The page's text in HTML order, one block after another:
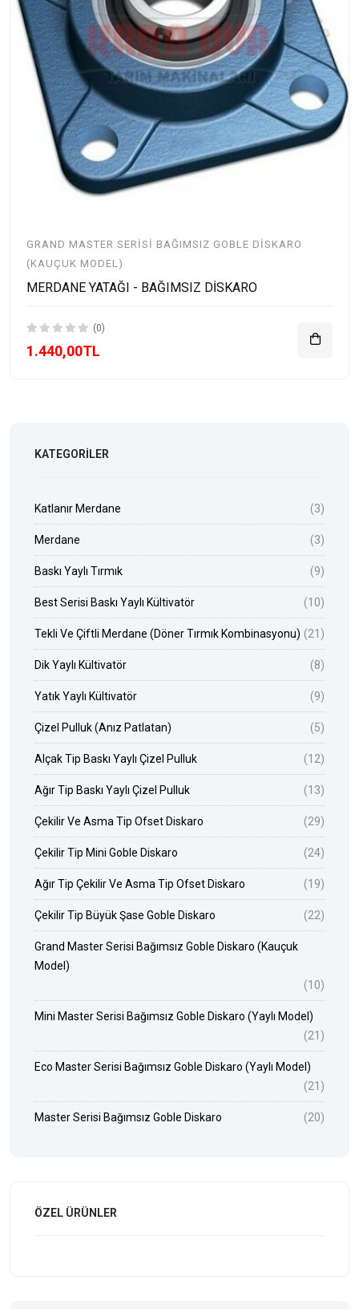
GRAND MASTER SERISI BAĞIMSIZ GOBLE DISKARO
(KAUÇUK MODEL)
MERDANE YATAĞI - BAĞIMSIZ DİSKARO
(0)
1.440,00TL
KATEGORILER
Katlanır Merdane (3)
Merdane (3)
Baskı Yaylı Tırmık (9)
Best Serisi Baskı Yaylı Kültivatör (10)
Tekli Ve Çiftli Merdane (Döner Tırmık Kombinasyonu) (21)
Dik Yaylı Kültivatör (8)
Yatık Yaylı Kültivatör (9)
Çizel Pulluk (Anız Patlatan) (5)
Alçak Tip Baskı Yaylı Çizel Pulluk (12)
Ağır Tip Baskı Yaylı Çizel Pulluk (13)
Çekilir Ve Asma Tip Ofset Diskaro (29)
Çekilir Tip Mini Goble Diskaro (24)
Ağır Tip Çekilir Ve Asma Tip Ofset Diskaro (19)
Çekilir Tip Büyük Şase Goble Diskaro (22)
Grand Master Serisi Bağımsız Goble Diskaro (Kauçuk
Model)
(10)
Mini Master Serisi Bağımsız Goble Diskaro (Yaylı Model)
(21)
Eco Master Serisi Bağımsız Goble Diskaro (Yaylı Model)
(21)
Master Serisi Bağımsız Goble Diskaro (20)
ÖZEL ÜRÜNLER